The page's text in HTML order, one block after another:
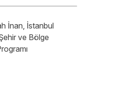
İnan, İstanbul
ve Bölge